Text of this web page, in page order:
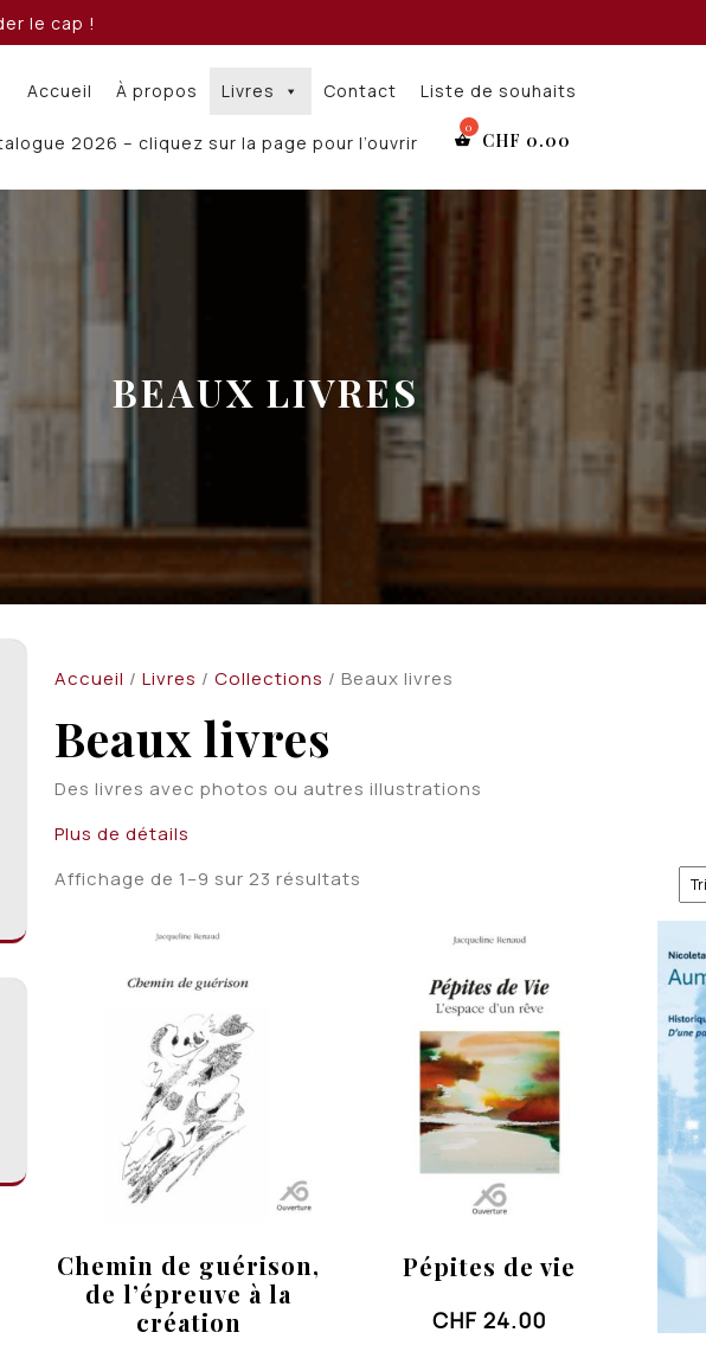
le cap !
Accueil À propos Livres Contact Liste de souhaits
2026 – cliquez sur la page pour l’ouvrir CHF 0.00
BEAUX LIVRES
Accueil / Livres / Collections / Beaux livres
Beaux livres
Des livres avec photos ou autres illustrations
Plus de détails
Affichage de 1–9 sur 23 résultats
ancien
Chemin de guérison,
de l’épreuve à la
création
Pépites de vie
CHF 24.00